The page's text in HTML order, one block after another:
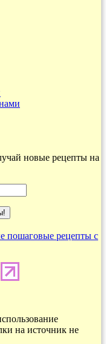
новые рецепты на
пошаговые рецепты с
на источник не